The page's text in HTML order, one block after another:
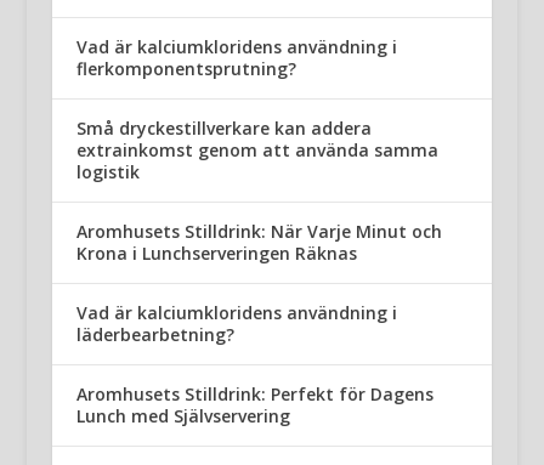
Vad är kalciumkloridens användning i
flerkomponentsprutning?
Små dryckestillverkare kan addera
extrainkomst genom att använda samma
logistik
Aromhusets Stilldrink: När Varje Minut och
Krona i Lunchserveringen Räknas
Vad är kalciumkloridens användning i
läderbearbetning?
Aromhusets Stilldrink: Perfekt för Dagens
Lunch med Självservering